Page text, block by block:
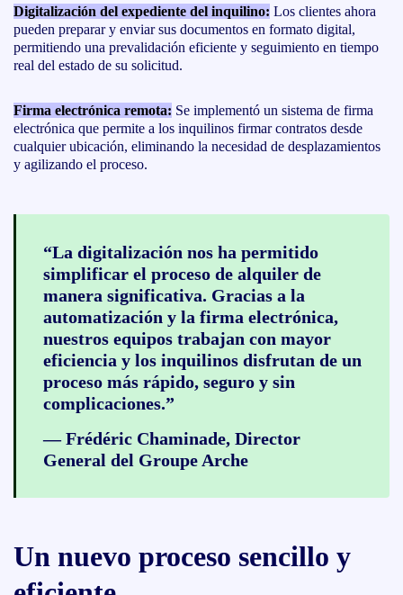
Digitalización del expediente del inquilino: Los clientes ahora
pueden preparar y enviar sus documentos en formato digital,
permitiendo una prevalidación eficiente y seguimiento en tiempo
real del estado de su solicitud.
Firma electrónica remota: Se implementó un sistema de firma
electrónica que permite a los inquilinos firmar contratos desde
cualquier ubicación, eliminando la necesidad de desplazamientos
y agilizando el proceso.
“La digitalización nos ha permitido
simplificar el proceso de alquiler de
manera significativa. Gracias a la
automatización y la firma electrónica,
nuestros equipos trabajan con mayor
eficiencia y los inquilinos disfrutan de un
proceso más rápido, seguro y sin
complicaciones.”
—Frédéric Chaminade, Director
General del Groupe Arche
Un nuevo proceso sencillo y